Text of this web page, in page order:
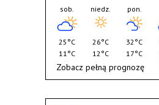
sob.
25°C
11°C
niedz.
26°C
12°C
pon.
32°C
17°C
Zobacz pełną prognozę